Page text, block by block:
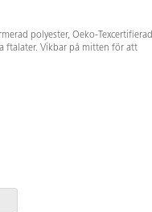
polyester, Oeko-
ftalater. Vikbar på mitten för att